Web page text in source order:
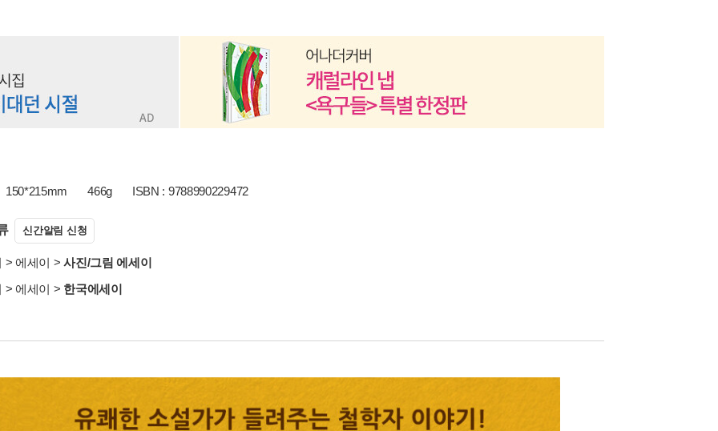
150*215mm 466g ISBN : 9788990229472
신간알림 신청
> 에세이 >사진/그림 에세이
> 에세이 > 한국에세이